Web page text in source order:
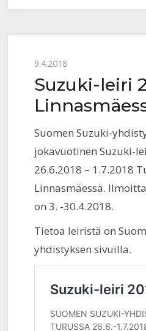
Posted
on
9.4.2018
Suzuki-leiri
Suomen Suzuki-
jokavuotinen Suzuki-
26.6.2018 – 1.7.2018
Linnasmäessä.
on 3. -30.4.2018.
Tietoa leiristä on
yhdistyksen sivuilla.